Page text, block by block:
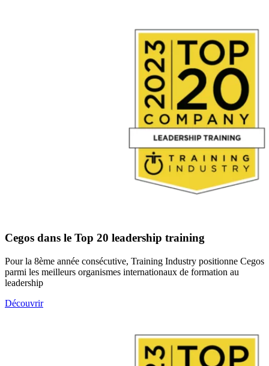
Cegos dans le Top 20 leadership training
Pour la 8ème année consécutive, Training Industry positionne Cegos
parmi les meilleurs organismes internationaux de formation au
leadership
Découvrir